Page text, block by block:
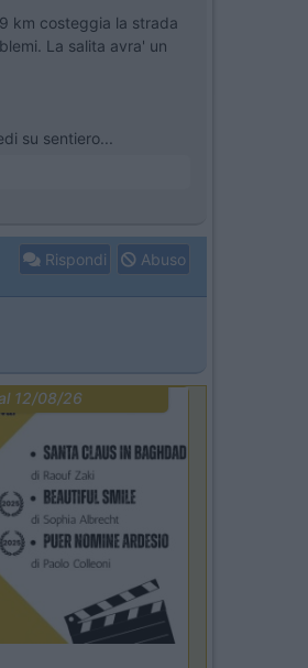
km costeggia la strada
La salita avra' un
su sentiero...
Rispondi Abuso
12/08/26